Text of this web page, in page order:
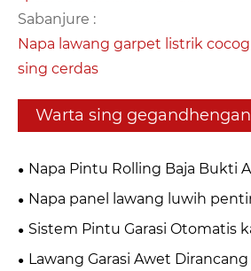
Sabanjure :
Napa lawang garpet listrik
sing cerdas
Warta sing gegandhengan
Napa Pintu Rolling Baja Bukti
kanggo Keamanan Industri
Napa panel lawang luwih
sing sampeyan pikirake?
Sistem Pintu Garasi Otomatis
Bisnis
Lawang Garasi Awet